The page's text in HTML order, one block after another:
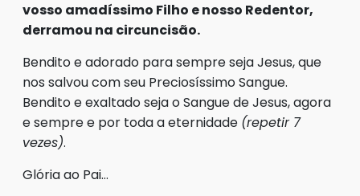
vosso amadíssimo Filho e nosso Redentor,
derramou na circuncisão.
Bendito e adorado para sempre seja Jesus, que
nos salvou com seu Preciosíssimo Sangue.
Bendito e exaltado seja o Sangue de Jesus, agora
e sempre e por toda a eternidade (repetir 7
vezes).
Glória ao Pai…